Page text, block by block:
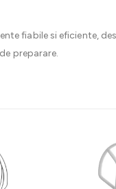
fiabile si eficiente,
preparare.